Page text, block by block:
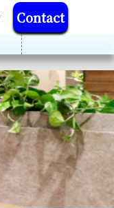
Contact